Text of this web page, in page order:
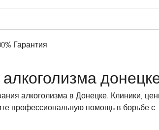
Гарантия
алкоголизма в Донецке. Клиники,
профессиональную помощь в борьбе с